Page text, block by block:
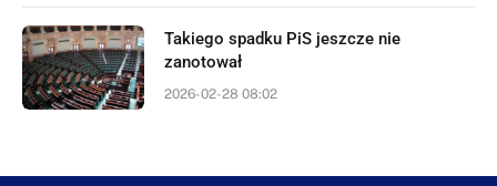
Takiego spadku PiS jeszcze nie
zanotował
2026-02-28 08:02